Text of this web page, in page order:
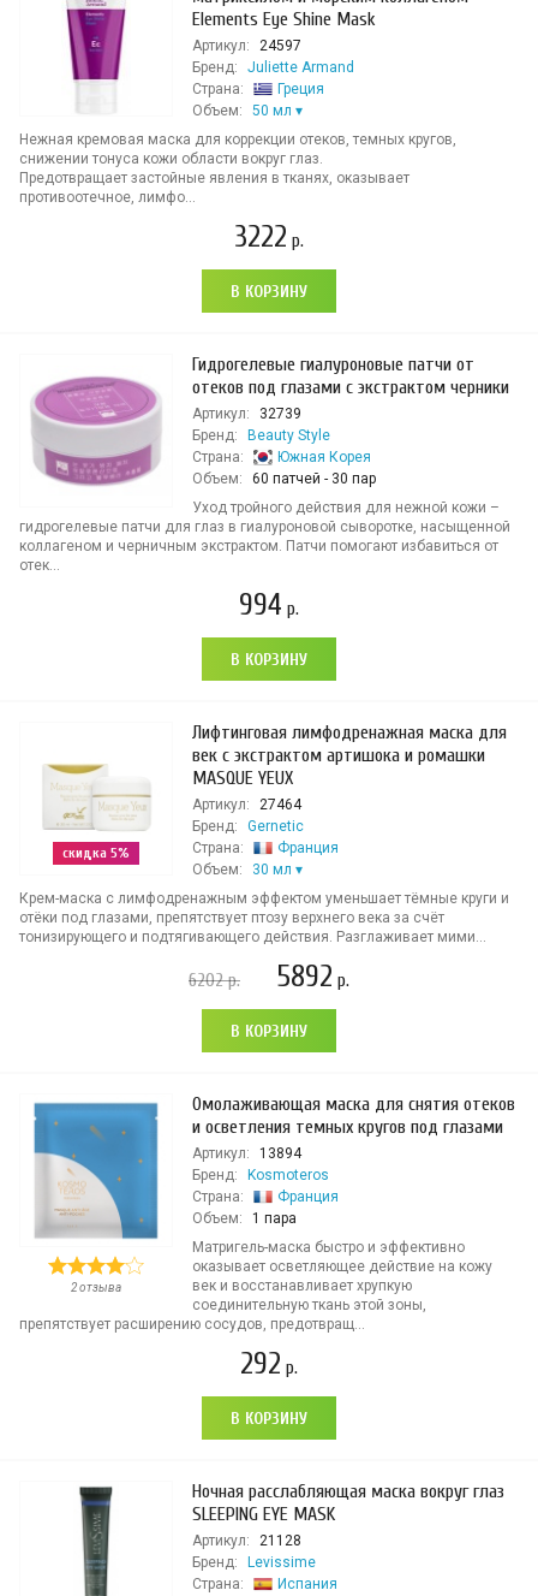
Elements Eye Shine Mask
Артикул:
24597
Бренд:
Juliette Armand
Страна:
Греция
Объем:
50 мл
Нежная кремовая маска для коррекции отеков, темных кругов,
снижении тонуса кожи области вокруг глаз.
Предотвращает застойные явления в тканях, оказывает
противоотечное, лимфо...
3222 р.
В КОРЗИНУ
Гидрогелевые гиалуроновые патчи от
отеков под глазами с экстрактом черники
Артикул:
32739
Бренд:
Beauty Style
Страна:
Южная Корея
Объем:
60 патчей - 30 пар
Уход тройного действия для нежной кожи –
гидрогелевые патчи для глаз в гиалуроновой сыворотке, насыщенной
коллагеном и черничным экстрактом. Патчи помогают избавиться от
отек...
994 р.
В КОРЗИНУ
скидка 5%
Лифтинговая лимфодренажная маска для
век с экстрактом артишока и ромашки
MASQUE YEUX
Артикул:
27464
Бренд:
Gernetic
Страна:
Франция
Объем:
30 мл
Крем-маска с лимфодренажным эффектом уменьшает тёмные круги и
отёки под глазами, препятствует птозу верхнего века за счёт
тонизирующего и подтягивающего действия. Разглаживает мими...
6202р. 5892 р.
В КОРЗИНУ
2 отзыва
Омолаживающая маска для снятия отеков
и осветления темных кругов под глазами
Артикул:
13894
Бренд:
Kosmoteros
Страна:
Франция
Объем:
1 пара
Матригель-маска быстро и эффективно
оказывает осветляющее действие на кожу
век и восстанавливает хрупкую
соединительную ткань этой зоны,
препятствует расширению сосудов, предотвращ...
292 р.
В КОРЗИНУ
Ночная расслабляющая маска вокруг глаз
SLEEPING EYE MASK
Артикул:
21128
Бренд:
Levissime
Страна:
Испания